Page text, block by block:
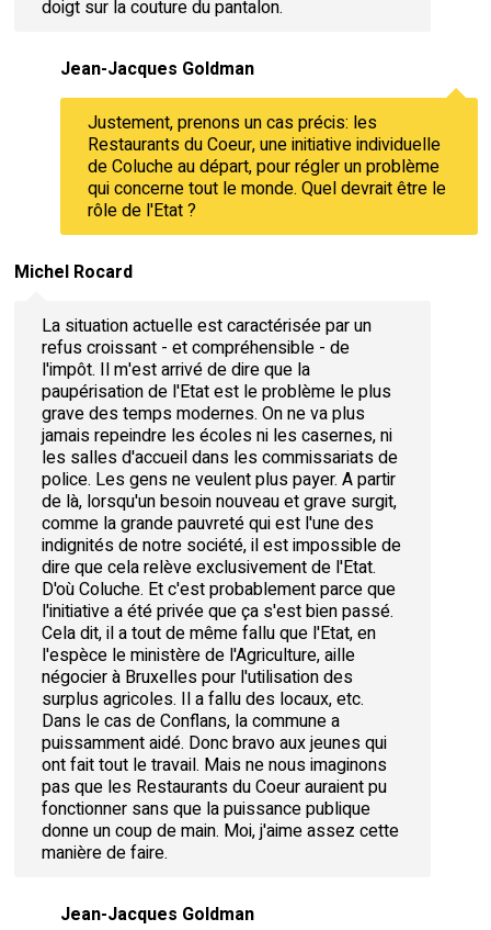
doigt sur la couture du pantalon.
Jean-Jacques Goldman
Justement, prenons un cas précis: les
Restaurants du Coeur, une initiative individuelle
de Coluche au départ, pour régler un problème
qui concerne tout le monde. Quel devrait être le
rôle de l'Etat ?
Michel Rocard
La situation actuelle est caractérisée par un
refus croissant - et compréhensible - de
l'impôt. Il m'est arrivé de dire que la
paupérisation de l'Etat est le problème le plus
grave des temps modernes. On ne va plus
jamais repeindre les écoles ni les casernes, ni
les salles d'accueil dans les commissariats de
police. Les gens ne veulent plus payer. A partir
de là, lorsqu'un besoin nouveau et grave surgit,
comme la grande pauvreté qui est l'une des
indignités de notre société, il est impossible de
dire que cela relève exclusivement de l'Etat.
D'où Coluche. Et c'est probablement parce que
l'initiative a été privée que ça s'est bien passé.
Cela dit, il a tout de même fallu que l'Etat, en
l'espèce le ministère de l'Agriculture, aille
négocier à Bruxelles pour l'utilisation des
surplus agricoles. Il a fallu des locaux, etc.
Dans le cas de Conflans, la commune a
puissamment aidé. Donc bravo aux jeunes qui
ont fait tout le travail. Mais ne nous imaginons
pas que les Restaurants du Coeur auraient pu
fonctionner sans que la puissance publique
donne un coup de main. Moi, j'aime assez cette
manière de faire.
Jean-Jacques Goldman